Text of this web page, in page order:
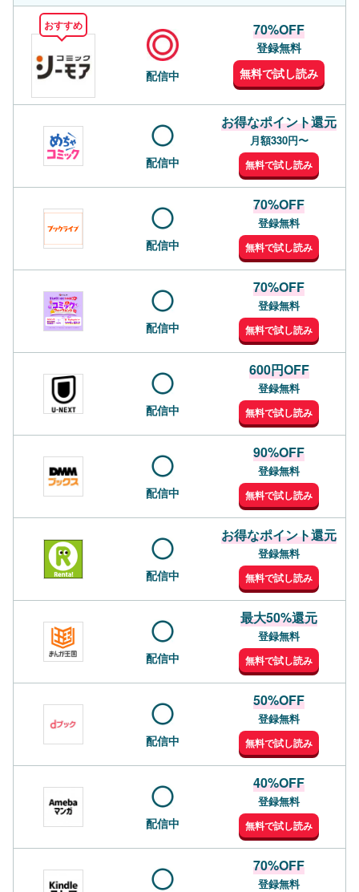
おすすめ
配信中
70%OFF
登録無料
無料で試し読み
配信中
お得なポイント還元
月額330円〜
無料で試し読み
配信中
70%OFF
登録無料
無料で試し読み
配信中
70%OFF
登録無料
無料で試し読み
配信中
600円OFF
登録無料
無料で試し読み
配信中
90%OFF
登録無料
無料で試し読み
配信中
お得なポイント還元
登録無料
無料で試し読み
配信中
最大50%還元
登録無料
無料で試し読み
配信中
50%OFF
登録無料
無料で試し読み
配信中
40%OFF
登録無料
無料で試し読み
70%OFF
登録無料